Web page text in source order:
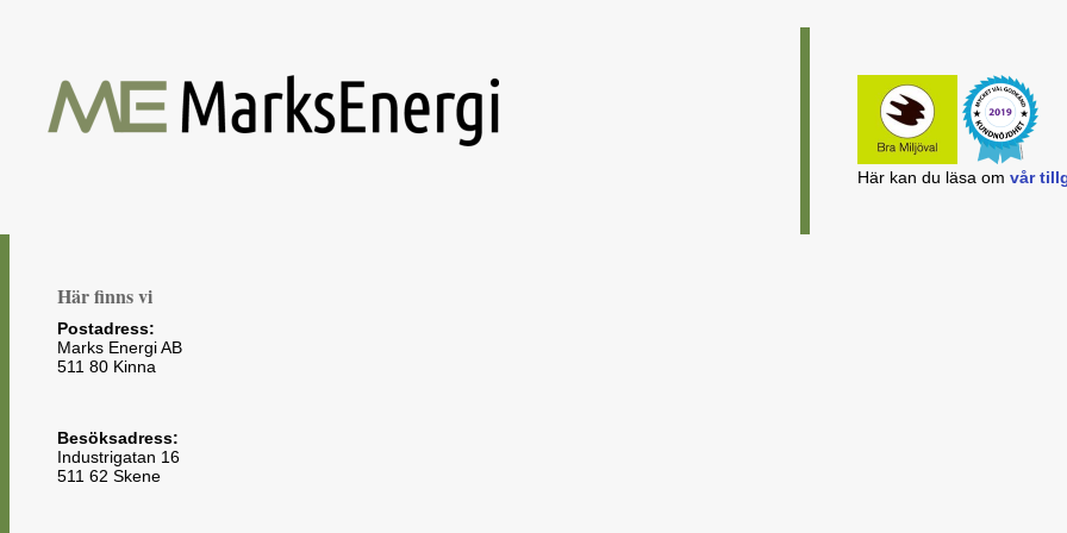
Här kan du läsa om vår
Här finns vi
Postadress:
Marks Energi AB
511 80 Kinna
Besöksadress:
Industrigatan 16
511 62 Skene